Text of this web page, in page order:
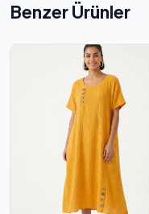
Benzer Ürünler